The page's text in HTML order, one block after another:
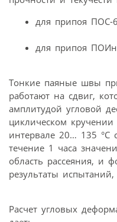
для припоя ПОС-
для припоя
Тонкие паяные швы
работают на сдвиг,
амплитудой угловой
циклическом
интервале 20… 135 °С
течение 1 часа
область рассеяния, и
результаты
Расчет угловых